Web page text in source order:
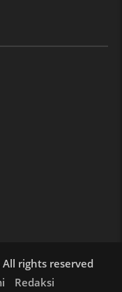
rights reserved
Redaksi